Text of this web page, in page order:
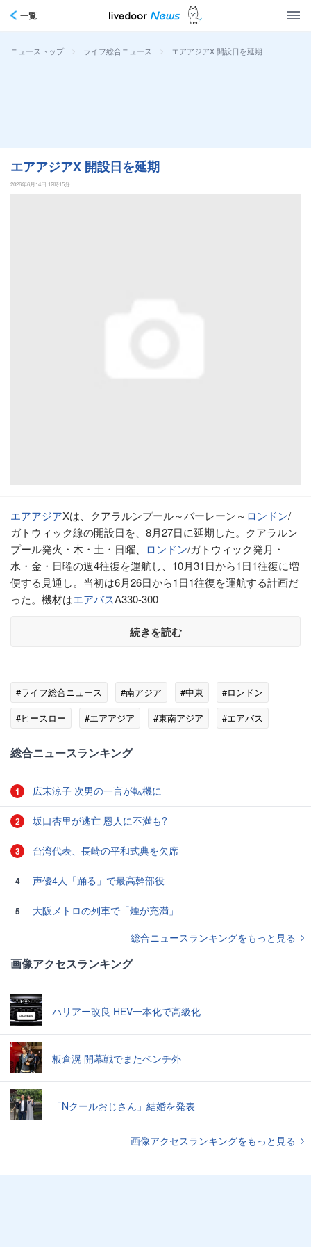
一覧
ニューストップ > ライフ総合ニュース > エアアジアX 開設日を延期
エアアジアX 開設日を延期
2026年6月14日 12時15分
エアアジアXは、クアラルンプール～バーレーン～ ロンドン/
ガトウィック線の開設日を、8月27日に延期した。クアラルン
プール発火・木・土・日曜、 ロンドン/ガトウィック発月・
水・金・日曜の週4往復を運航し、10月31日から1日1往復に増
便する見通し。当初は6月26日から1日1往復を運航する計画だ
った。機材はエアバスA330-300
続きを読む
#ライフ総合ニュース #南アジア #中東
#ロンドン
#ヒースロー
#エアアジア #東南アジア #エアバス
総合ニュースランキング
1 広末涼子 次男の一言が転機に
2 坂口杏里が逃亡 恩人に不満も?
3 台湾代表、長崎の平和式典を欠席
4 声優4人「踊る」で最高幹部役
5
大阪メトロの列車で「煙が充満」
総合ニュースランキングをもっと見る
画像アクセスランキング
ハリアー改良 HEV一本化で高級化
板倉滉 開幕戦でまたベンチ外
「Nクールおじさん」結婚を発表
画像アクセスランキングをもっと見る